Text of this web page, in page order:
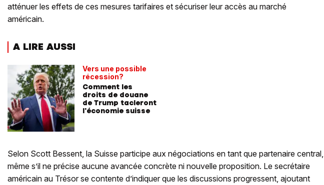
atténuer les effets de ces mesures tarifaires et sécuriser leur accès au marché
américain.
A LIRE AUSSI
Vers une possible
récession?
Comment les
droits de douane
de Trump tacleront
l'économie suisse
Selon Scott Bessent, la Suisse participe aux négociations en tant que partenaire central,
même s’il ne précise aucune avancée concrète ni nouvelle proposition. Le secrétaire
américain au Trésor se contente d’indiquer que les discussions progressent, ajoutant